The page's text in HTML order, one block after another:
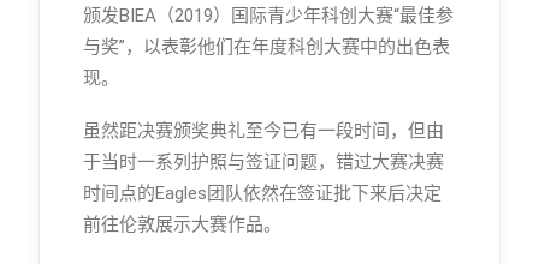
颁发BIEA（2019）国际青少年科创大赛“最佳参
与奖”，以表彰他们在年度科创大赛中的出色表
现。
虽然距决赛颁奖典礼至今已有一段时间，但由
于当时一系列护照与签证问题，错过大赛决赛
时间点的Eagles团队依然在签证批下来后决定
前往伦敦展示大赛作品。